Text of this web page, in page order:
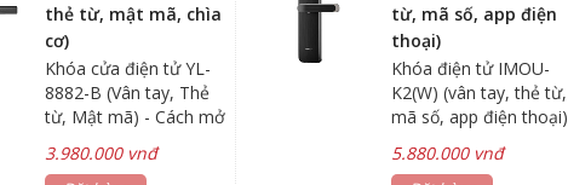
thẻ từ, mật mã, chìa
cơ)
Khóa cửa điện tử YL-
8882-B (Vân tay, Thẻ
từ, Mật mã) - Cách mở
Mật mã, Chìa khóa cơ
3.980.000 vnđ
từ, mã số, app điện
thoại)
Khóa điện tử IMOU-
K2(W) (vân tay, thẻ từ,
mã số, app điện thoại)
an toàn hơn với tiêu
5.880.000 vnđ